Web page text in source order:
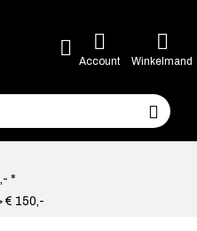
Account Winkelmand
*
€ 150,-